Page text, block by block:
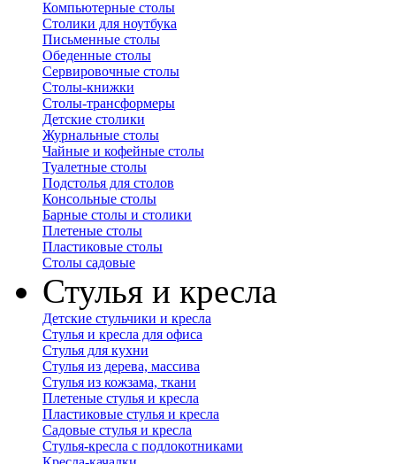
Компьютерные столы
Столики для ноутбука
Письменные столы
Обеденные столы
Сервировочные столы
Столы-книжки
Столы-трансформеры
Детские столики
Журнальные столы
Чайные и кофейные столы
Туалетные столы
Подстолья для столов
Консольные столы
Барные столы и столики
Плетеные столы
Пластиковые столы
Столы садовые
Стулья и кресла
Детские стульчики и кресла
Стулья и кресла для офиса
Стулья для кухни
Стулья из дерева, массива
Стулья из кожзама, ткани
Плетеные стулья и кресла
Пластиковые стулья и кресла
Садовые стулья и кресла
Стулья-кресла с подлокотниками